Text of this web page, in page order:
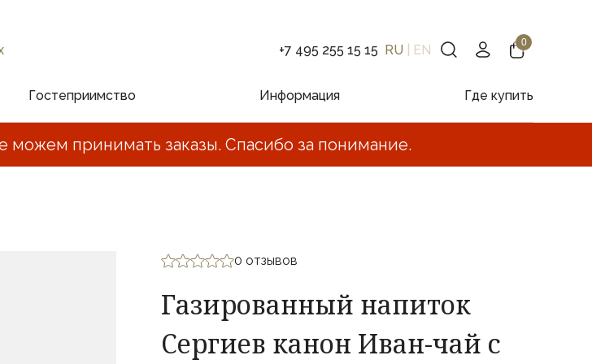
+7 495 255 15 15 RU EN
Гостеприимство Информация Где купить
можем принимать заказы. Спасибо за понимание.
0 отзывов
Газированный напиток
Сергиев канон Иван-чай с